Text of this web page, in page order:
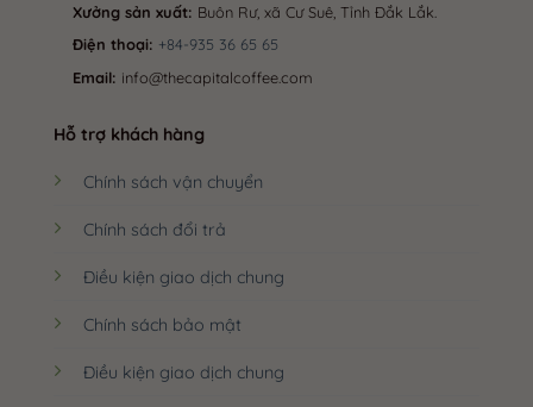
Xưởng sản xuất: Buôn Rư, xã Cư Suê, Tỉnh Đắk Lắk.
Điện thoại: +84-935 36 65 65
Email: info@thecapitalcoffee.com
Hỗ trợ khách hàng
Chính sách vận chuyển
Chính sách đổi trả
Điều kiện giao dịch chung
Chính sách bảo mật
Điều kiện giao dịch chung